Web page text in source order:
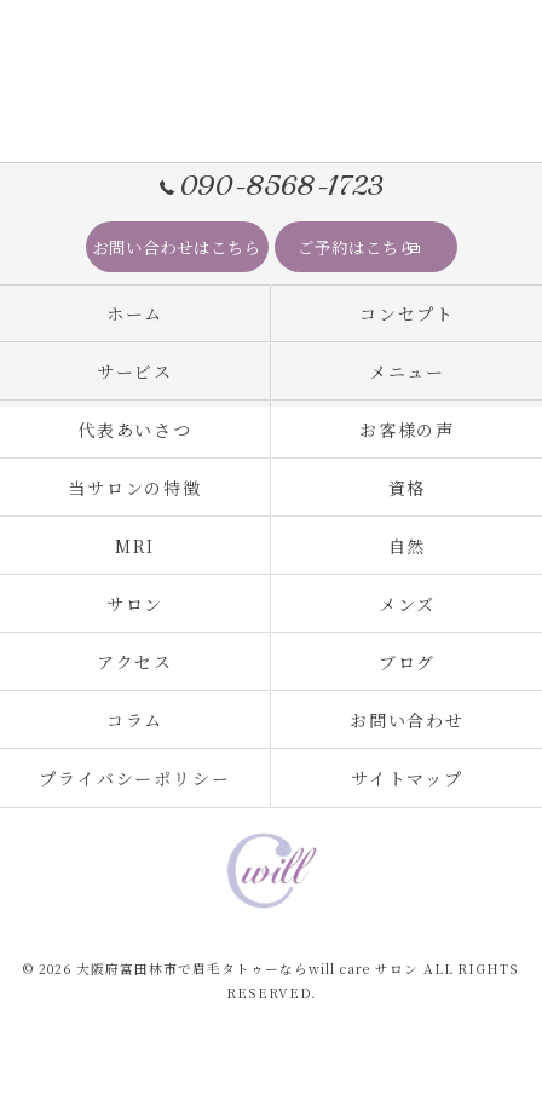
090-8568-1723
お問い合わせはこちら ご予約はこちら
ホーム コンセプト
サービス メニュー
代表あいさつ お客様の声
当サロンの特徴 資格
MRI 自然
サロン メンズ
アクセス ブログ
コラム お問い合わせ
プライバシーポリシー サイトマップ
© 2026 大阪府富田林市で眉毛タトゥーならwill care サロン ALL RIGHTS
RESERVED.